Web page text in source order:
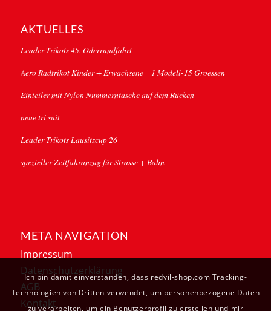
AKTUELLES
Leader Trikots 45. Oderrundfahrt
Aero Radtrikot Kinder + Erwachsene – 1 Modell-15 Groessen
Einteiler mit Nylon Nummerntasche auf dem Rücken
neue tri suit
Leader Trikots Lausitzcup 26
spezieller Zeitfahranzug für Strasse + Bahn
META NAVIGATION
Impressum
Datenschutzerklärung
AGB
Kontakt
Ich bin damit einverstanden, dass redvil-shop.com Tracking-
Technologien von Dritten verwendet, um personenbezogene Daten
zu verarbeiten, um ein Benutzerprofil zu erstellen und mir